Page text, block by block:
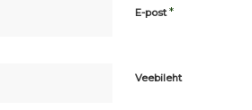
E-post*
Veebileht